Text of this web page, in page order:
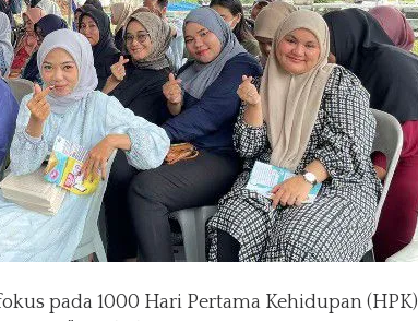
pada 1000 Hari Pertama Kehidupan (HPK)